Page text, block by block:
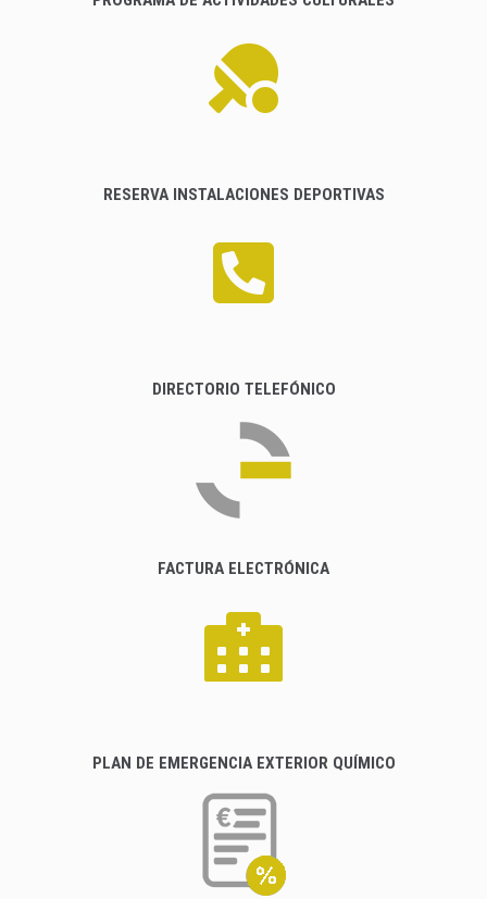
RESERVA INSTALACIONES DEPORTIVAS
DIRECTORIO TELEFÓNICO
FACTURA ELECTRÓNICA
PLAN DE EMERGENCIA EXTERIOR QUÍMICO